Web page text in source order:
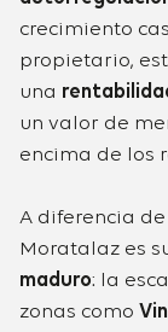
crecimiento
propietario,
una
un valor de
encima de los
A diferencia
Moratalaz es
maduro: la
zonas como